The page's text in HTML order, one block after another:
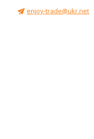
enjoy-trade@ukr.net